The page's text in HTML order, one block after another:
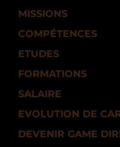
MISSIONS
COMPÉTENCES
ETUDES
FORMATIONS
SALAIRE
EVOLUTION DE
DEVENIR GAME